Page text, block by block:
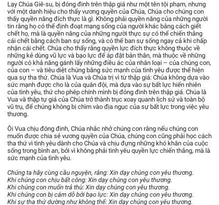
Lạy Chúa Giê-su, bị đóng đinh trên thập giá như một tên tội phạm, nhưng
với một danh hiệu cho thấy vương quyền của Chúa, Chúa cho chúng con
thấy quyền năng đích thực là gì. Không phải quyền năng của những người
tin rằng họ có thể định đoạt mạng sống của người khác bằng cách giết
chết họ, mà là quyền năng của những người thực sự có thể chiến thắng
cái chết bằng cách ban sự sống, và có thể ban sự sống ngay cả khi chấp
nhận cái chết. Chúa cho thấy rằng quyền lực đích thực không thuộc về
những kẻ dùng vũ lực và bạo lực để áp đặt bản thân, mà thuộc về những
người có khả năng gánh lấy những điều ác của nhân loại – của chúng con,
của con – và tiêu diệt chúng bằng sức mạnh của tình yêu được thể hiện
qua sự tha thứ. Chúa là Vua và Chúa trị vì từ thập giá: Chúa không dựa vào
sức mạnh được cho là của quân đội, mà dựa vào sự bất lực hiển nhiên
của tình yêu, thứ cho phép chính mình bị đóng đinh trên thập giá. Chúa là
Vua và thập tự giá của Chúa trở thành trục xoay quanh lịch sử và toàn bộ
vũ trụ, để chúng không bị chìm vào địa ngục của sự bất lực trong việc yêu
thương.
Ôi Vua chịu đóng đinh, Chúa nhắc nhở chúng con rằng nếu chúng con
muốn được chia sẻ vương quyền của Chúa, chúng con cũng phải học cách
tha thứ vì tình yêu dành cho Chúa và chịu đựng những khó khăn của cuộc
sống trong bình an, bởi vì không phải tình yêu quyền lực chiến thắng, mà là
sức mạnh của tình yêu.
Chúng ta hãy cùng cầu nguyện, rằng: Xin dạy chúng con yêu thương.
Khi chúng con chịu bất công: Xin dạy chúng con yêu thương.
Khi chúng con muốn trả thù: Xin dạy chúng con yêu thương.
Khi chúng con bị cám dỗ bởi bạo lực: Xin dạy chúng con yêu thương.
Khi sự tha thứ dường như không thể: Xin dạy chúng con yêu thương.